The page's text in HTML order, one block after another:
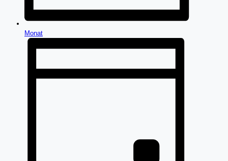
Monat